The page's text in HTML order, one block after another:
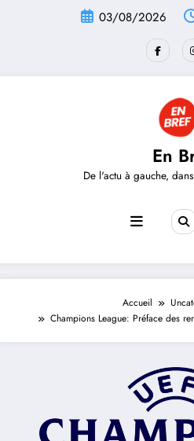
03/08/2026
En
De l'actu à gauche,
Accueil
Champions League: Préface des